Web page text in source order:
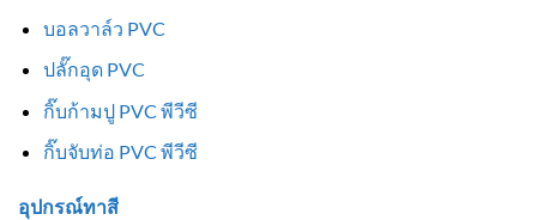
บอลวาล์ว PVC
ปลั๊กอุด PVC
กิ๊บก้ามปู PVC พีวีซี
กิ๊บจับท่อ PVC พีวีซี
อุปกรณ์ทาสี